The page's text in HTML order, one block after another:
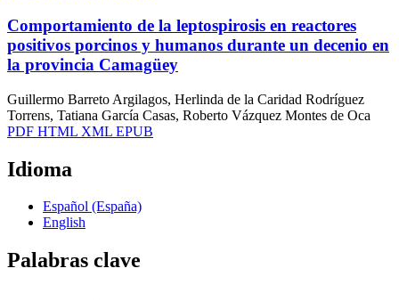
Comportamiento de la leptospirosis en reactores
positivos porcinos y humanos durante un decenio en
la provincia Camagüey
Guillermo Barreto Argilagos, Herlinda de la Caridad Rodríguez
Torrens, Tatiana García Casas, Roberto Vázquez Montes de Oca
PDF HTML XML EPUB
Idioma
Español (España)
English
Palabras clave